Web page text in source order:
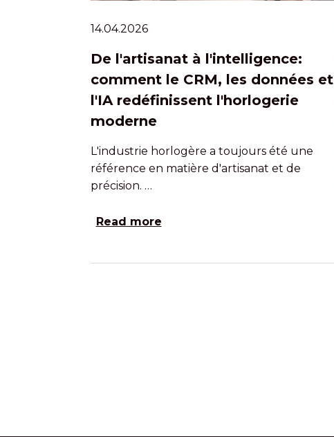
14.04.2026
De l'artisanat à l'intelligence:
comment le CRM, les données et
l'IA redéfinissent l'horlogerie
moderne
L'industrie horlogère a toujours été une
référence en matière d'artisanat et de
précision. …
Read more